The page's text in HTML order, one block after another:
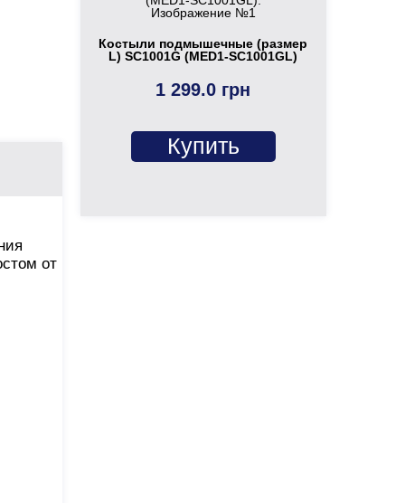
от
Костыли подмышечные (размер
L) SC1001G (MED1-SC1001GL)
1 299.0 грн
Купить